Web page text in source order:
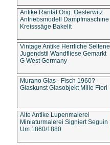
Antike Rarität Orig. Oesterwitz
Antriebsmodell Dampfmaschine
Kreisssäge Bakelit
Vintage Antike Herrliche Seltene
Jugendstil Wandfliese Gemarkt
G West Germany
Murano Glas - Fisch 1960?
Glaskunst Glasobjekt Mille Fiori
Alte Antike Lupenmalerei
Miniaturmalerei Signiert Seguin
Um 1860/1880